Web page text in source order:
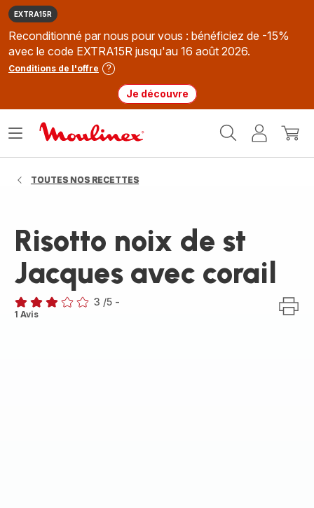
EXTRA15R
Reconditionné par nous pour vous : bénéficiez de -15%
avec le code EXTRA15R jusqu'au 16 août 2026.
Conditions de l'offre
Je découvre
MonMon
Ouvrir
TOUTES NOS RECETTES
Risotto noix de st
Jacques avec corail
Avis
3 /5 -
1 Avis